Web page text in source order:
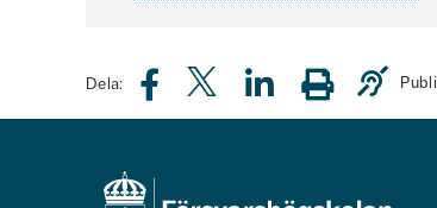
Dela: